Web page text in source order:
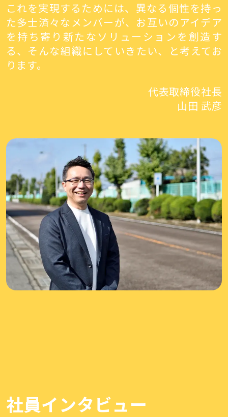
これを実現するためには、異なる個性を持っ
た多士済々なメンバーが、お互いのアイデア
を持ち寄り新たなソリューションを創造す
る、そんな組織にしていきたい、と考えてお
ります。
代表取締役社長
山田 武彦
社員インタビュー